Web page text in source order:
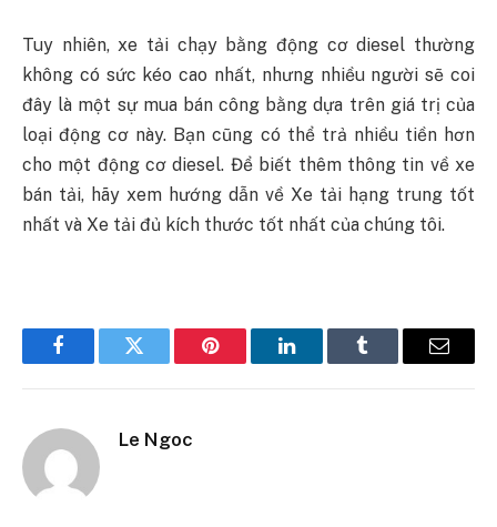
Tuy nhiên, xe tải chạy bằng động cơ diesel thường
không có sức kéo cao nhất, nhưng nhiều người sẽ coi
đây là một sự mua bán công bằng dựa trên giá trị của
loại động cơ này. Bạn cũng có thể trả nhiều tiền hơn
cho một động cơ diesel. Để biết thêm thông tin về xe
bán tải, hãy xem hướng dẫn về Xe tải hạng trung tốt
nhất và Xe tải đủ kích thước tốt nhất của chúng tôi.
FacebookTwitter Pinterest LinkedInTumblr Email
Le Ngoc